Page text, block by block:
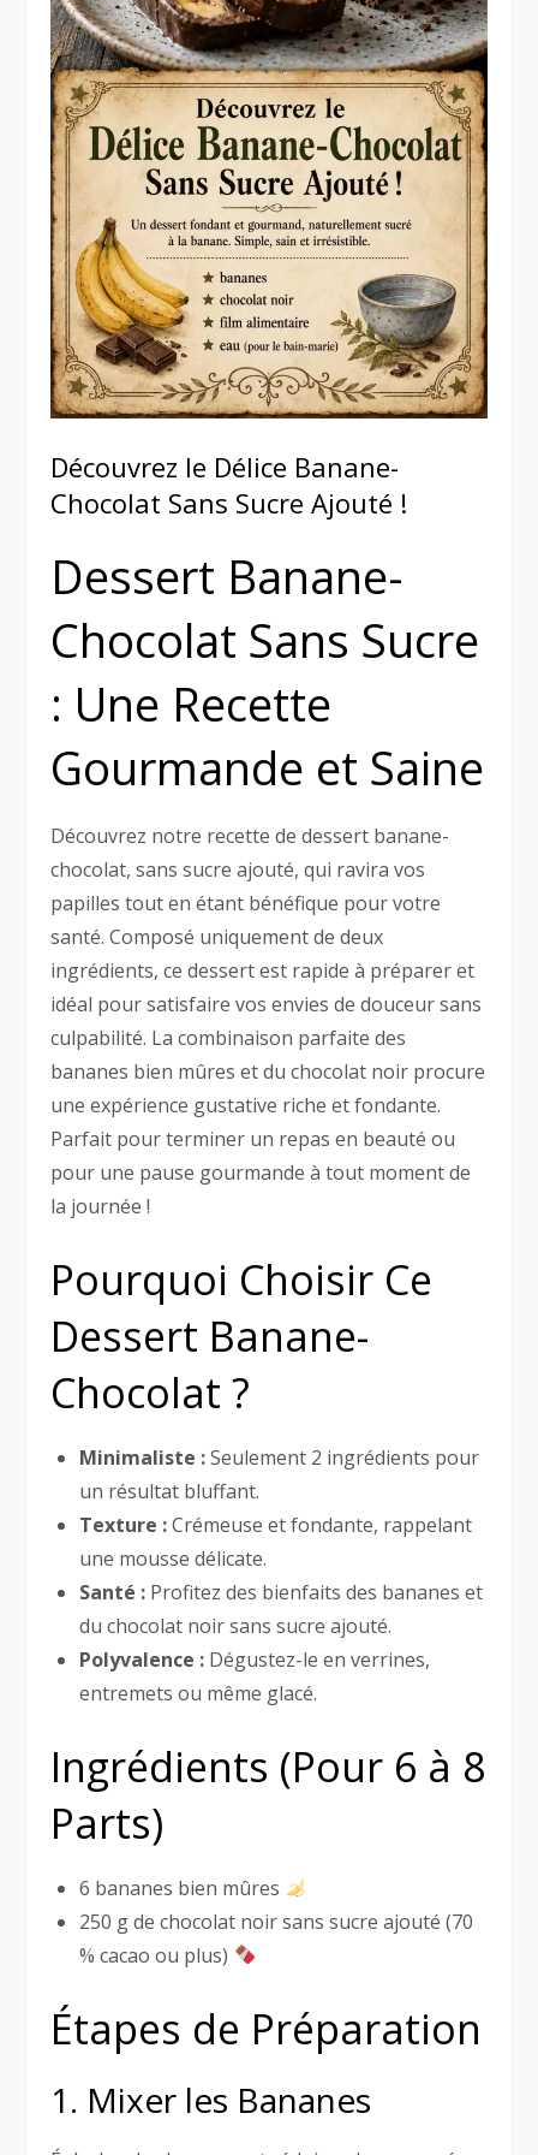
Découvrez le Délice Banane-
Chocolat Sans Sucre Ajouté !
Dessert Banane-
Chocolat Sans Sucre
: Une Recette
Gourmande et Saine
Découvrez notre recette de dessert banane-
chocolat, sans sucre ajouté, qui ravira vos
papilles tout en étant bénéfique pour votre
santé. Composé uniquement de deux
ingrédients, ce dessert est rapide à préparer et
idéal pour satisfaire vos envies de douceur sans
culpabilité. La combinaison parfaite des
bananes bien mûres et du chocolat noir procure
une expérience gustative riche et fondante.
Parfait pour terminer un repas en beauté ou
pour une pause gourmande à tout moment de
la journée !
Pourquoi Choisir Ce
Dessert Banane-
Chocolat ?
Minimaliste :Seulement 2 ingrédients pour
un résultat bluffant.
Texture :Crémeuse et fondante, rappelant
une mousse délicate.
Santé : Profitez des bienfaits des bananes et
du chocolat noir sans sucre ajouté.
Polyvalence : Dégustez-le en verrines,
entremets ou même glacé.
Ingrédients (Pour 6 à 8
Parts)
6 bananes bien mûres
250 g de chocolat noir sans sucre ajouté (70
% cacao ou plus)
Étapes de Préparation
1. Mixer les Bananes